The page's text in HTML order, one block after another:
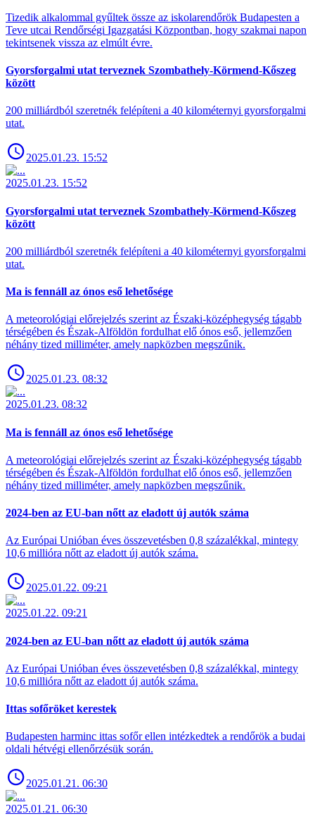
Tizedik alkalommal gyűltek össze az iskolarendőrök Budapesten a
Teve utcai Rendőrségi Igazgatási Központban, hogy szakmai napon
tekintsenek vissza az elmúlt évre.
Gyorsforgalmi utat terveznek Szombathely-Körmend-Kőszeg
között
200 milliárdból szeretnék felépíteni a 40 kilométernyi gyorsforgalmi
utat.
2025.01.23. 15:52
2025.01.23. 15:52
Gyorsforgalmi utat terveznek Szombathely-Körmend-Kőszeg
között
200 milliárdból szeretnék felépíteni a 40 kilométernyi gyorsforgalmi
utat.
Ma is fennáll az ónos eső lehetősége
A meteorológiai előrejelzés szerint az Északi-középhegység tágabb
térségében és Észak-Alföldön fordulhat elő ónos eső, jellemzően
néhány tized milliméter, amely napközben megszűnik.
2025.01.23. 08:32
2025.01.23. 08:32
Ma is fennáll az ónos eső lehetősége
A meteorológiai előrejelzés szerint az Északi-középhegység tágabb
térségében és Észak-Alföldön fordulhat elő ónos eső, jellemzően
néhány tized milliméter, amely napközben megszűnik.
2024-ben az EU-ban nőtt az eladott új autók száma
Az Európai Unióban éves összevetésben 0,8 százalékkal, mintegy
10,6 millióra nőtt az eladott új autók száma.
2025.01.22. 09:21
2025.01.22. 09:21
2024-ben az EU-ban nőtt az eladott új autók száma
Az Európai Unióban éves összevetésben 0,8 százalékkal, mintegy
10,6 millióra nőtt az eladott új autók száma.
Ittas sofőröket kerestek
Budapesten harminc ittas sofőr ellen intézkedtek a rendőrök a budai
oldali hétvégi ellenőrzésük során.
2025.01.21. 06:30
2025.01.21. 06:30